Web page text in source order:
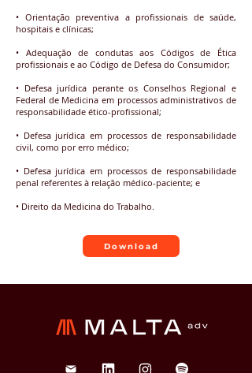
• Orientação preventiva a profissionais de saúde,
hospitais e clínicas;
• Adequação de condutas aos Códigos de Ética
profissionais e ao Código de Defesa do Consumidor;
• Defesa jurídica perante os Conselhos Regional e
Federal de Medicina em processos administrativos de
responsabilidade ético-profissional;
• Defesa jurídica em processos de responsabilidade
civil, como por erro médico;
• Defesa jurídica em processos de responsabilidade
penal referentes à relação médico-paciente; e
• Direito da Medicina do Trabalho.
Download